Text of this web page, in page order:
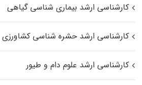
کارشناسی ارشد بیماری‌ شناسی گیاهی
کارشناسی ارشد حشره‌ شناسی کشاورزی
کارشناسی ارشد علوم دام و طیور